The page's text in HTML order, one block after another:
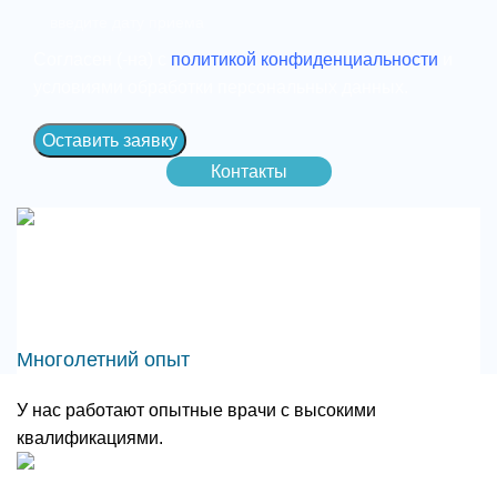
политикой конфиденциальности
Оставить заявку
Контакты
Многолетний опыт
У нас работают опытные врачи с высокими
квалификациями.